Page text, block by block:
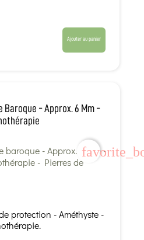
Ajouter au panier
- Approx. 6 Mm -
protection - Améthyste -